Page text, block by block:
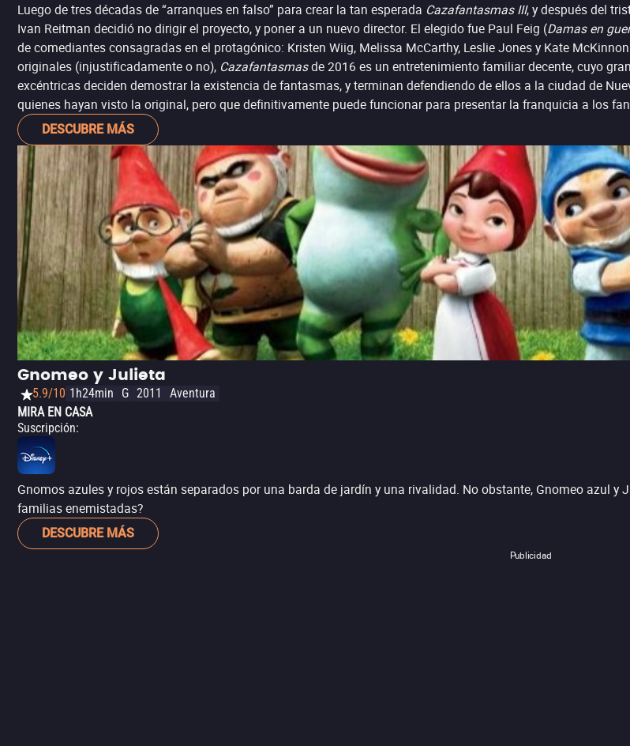
Luego de tres décadas de “arranques en falso” para crear la tan esperada Cazafantasmas III, y después del
Ivan Reitman decidió no dirigir el proyecto, y poner a un nuevo director. El elegido fue Paul Feig (Damas en
de comediantes consagradas en el protagónico: Kristen Wiig, Melissa McCarthy, Leslie Jones y Kate
originales (injustificadamente o no), Cazafantasmasde 2016 es un entretenimiento familiar decente, cuyo
excéntricas deciden demostrar la existencia de fantasmas, y terminan defendiendo de ellos a la ciudad de
quienes hayan visto la original, pero que definitivamente puede funcionar para presentar la franquicia a los
DESCUBRE MÁS
Gnomeo y Julieta
5.9/10 1h24min G 2011
Aventura
MIRA EN CASA
Suscripción:
Gnomos azules y rojos están separados por una barda de jardín y una rivalidad. No obstante, Gnomeo azul
familias enemistadas?
DESCUBRE MÁS
Publicidad